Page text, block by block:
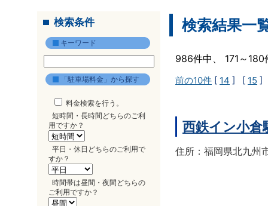
検索条件
キーワード
「駐車場料金」から探す
料金検索を行う。
短時間・長時間どちらのご利
用ですか？
平日・休日どちらのご利用で
すか？
時間帯は昼間・夜間どちらの
ご利用ですか？
検索結果一
986件中、 171～
前の10件 [ 14 ] [ 15 ]
西鉄イン小倉
住所：福岡県北九州